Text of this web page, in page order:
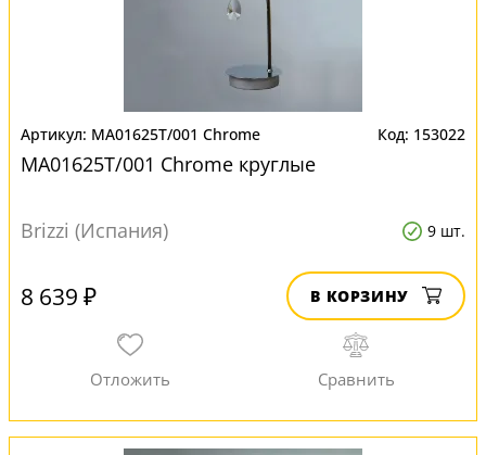
MA01625T/001 Chrome 153022
MA01625T/001 Chrome круглые
Brizzi (Испания) 9 шт.
8 639 ₽ В КОРЗИНУ